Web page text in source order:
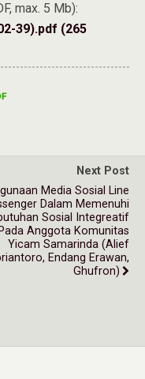
max. 5 Mb):
39).pdf (265
Next Post
Media Sosial Line
Dalam Memenuhi
Sosial Integreatif
Anggota Komunitas
Yicam Samarinda (Alief
Endang Erawan,
Ghufron)